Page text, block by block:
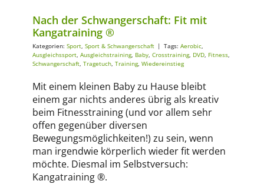
Nach der Schwangerschaft: Fit mit
Kangatraining ®
Kategorien: Sport, Sport & Schwangerschaft | Tags: Aerobic,
Ausgleichssport, Ausgleichstraining, Baby, Crosstraining, DVD, Fitness,
Schwangerschaft, Tragetuch, Training, Wiedereinstieg
Mit einem kleinen Baby zu Hause bleibt
einem gar nichts anderes übrig als kreativ
beim Fitnesstraining (und vor allem sehr
offen gegenüber diversen
Bewegungsmöglichkeiten!) zu sein, wenn
man irgendwie körperlich wieder fit werden
möchte. Diesmal im Selbstversuch:
Kangatraining ®.